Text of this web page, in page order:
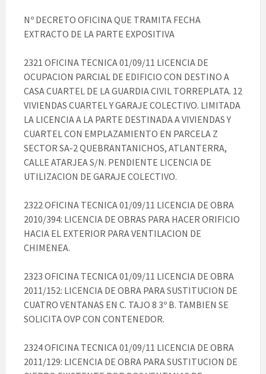
Nº DECRETO OFICINA QUE TRAMITA FECHA
EXTRACTO DE LA PARTE EXPOSITIVA
2321 OFICINA TECNICA 01/09/11 LICENCIA DE
OCUPACION PARCIAL DE EDIFICIO CON DESTINO A
CASA CUARTEL DE LA GUARDIA CIVIL TORREPLATA. 12
VIVIENDAS CUARTEL Y GARAJE COLECTIVO. LIMITADA
LA LICENCIA A LA PARTE DESTINADA A VIVIENDAS Y
CUARTEL CON EMPLAZAMIENTO EN PARCELA Z
SECTOR SA-2 QUEBRANTANICHOS, ATLANTERRA,
CALLE ATARJEA S/N. PENDIENTE LICENCIA DE
UTILIZACION DE GARAJE COLECTIVO.
2322 OFICINA TECNICA 01/09/11 LICENCIA DE OBRA
2010/394: LICENCIA DE OBRAS PARA HACER ORIFICIO
HACIA EL EXTERIOR PARA VENTILACION DE
CHIMENEA.
2323 OFICINA TECNICA 01/09/11 LICENCIA DE OBRA
2011/152: LICENCIA DE OBRA PARA SUSTITUCION DE
CUATRO VENTANAS EN C. TAJO 8 3º B. TAMBIEN SE
SOLICITA OVP CON CONTENEDOR.
2324 OFICINA TECNICA 01/09/11 LICENCIA DE OBRA
2011/129: LICENCIA DE OBRA PARA SUSTITUCION DE